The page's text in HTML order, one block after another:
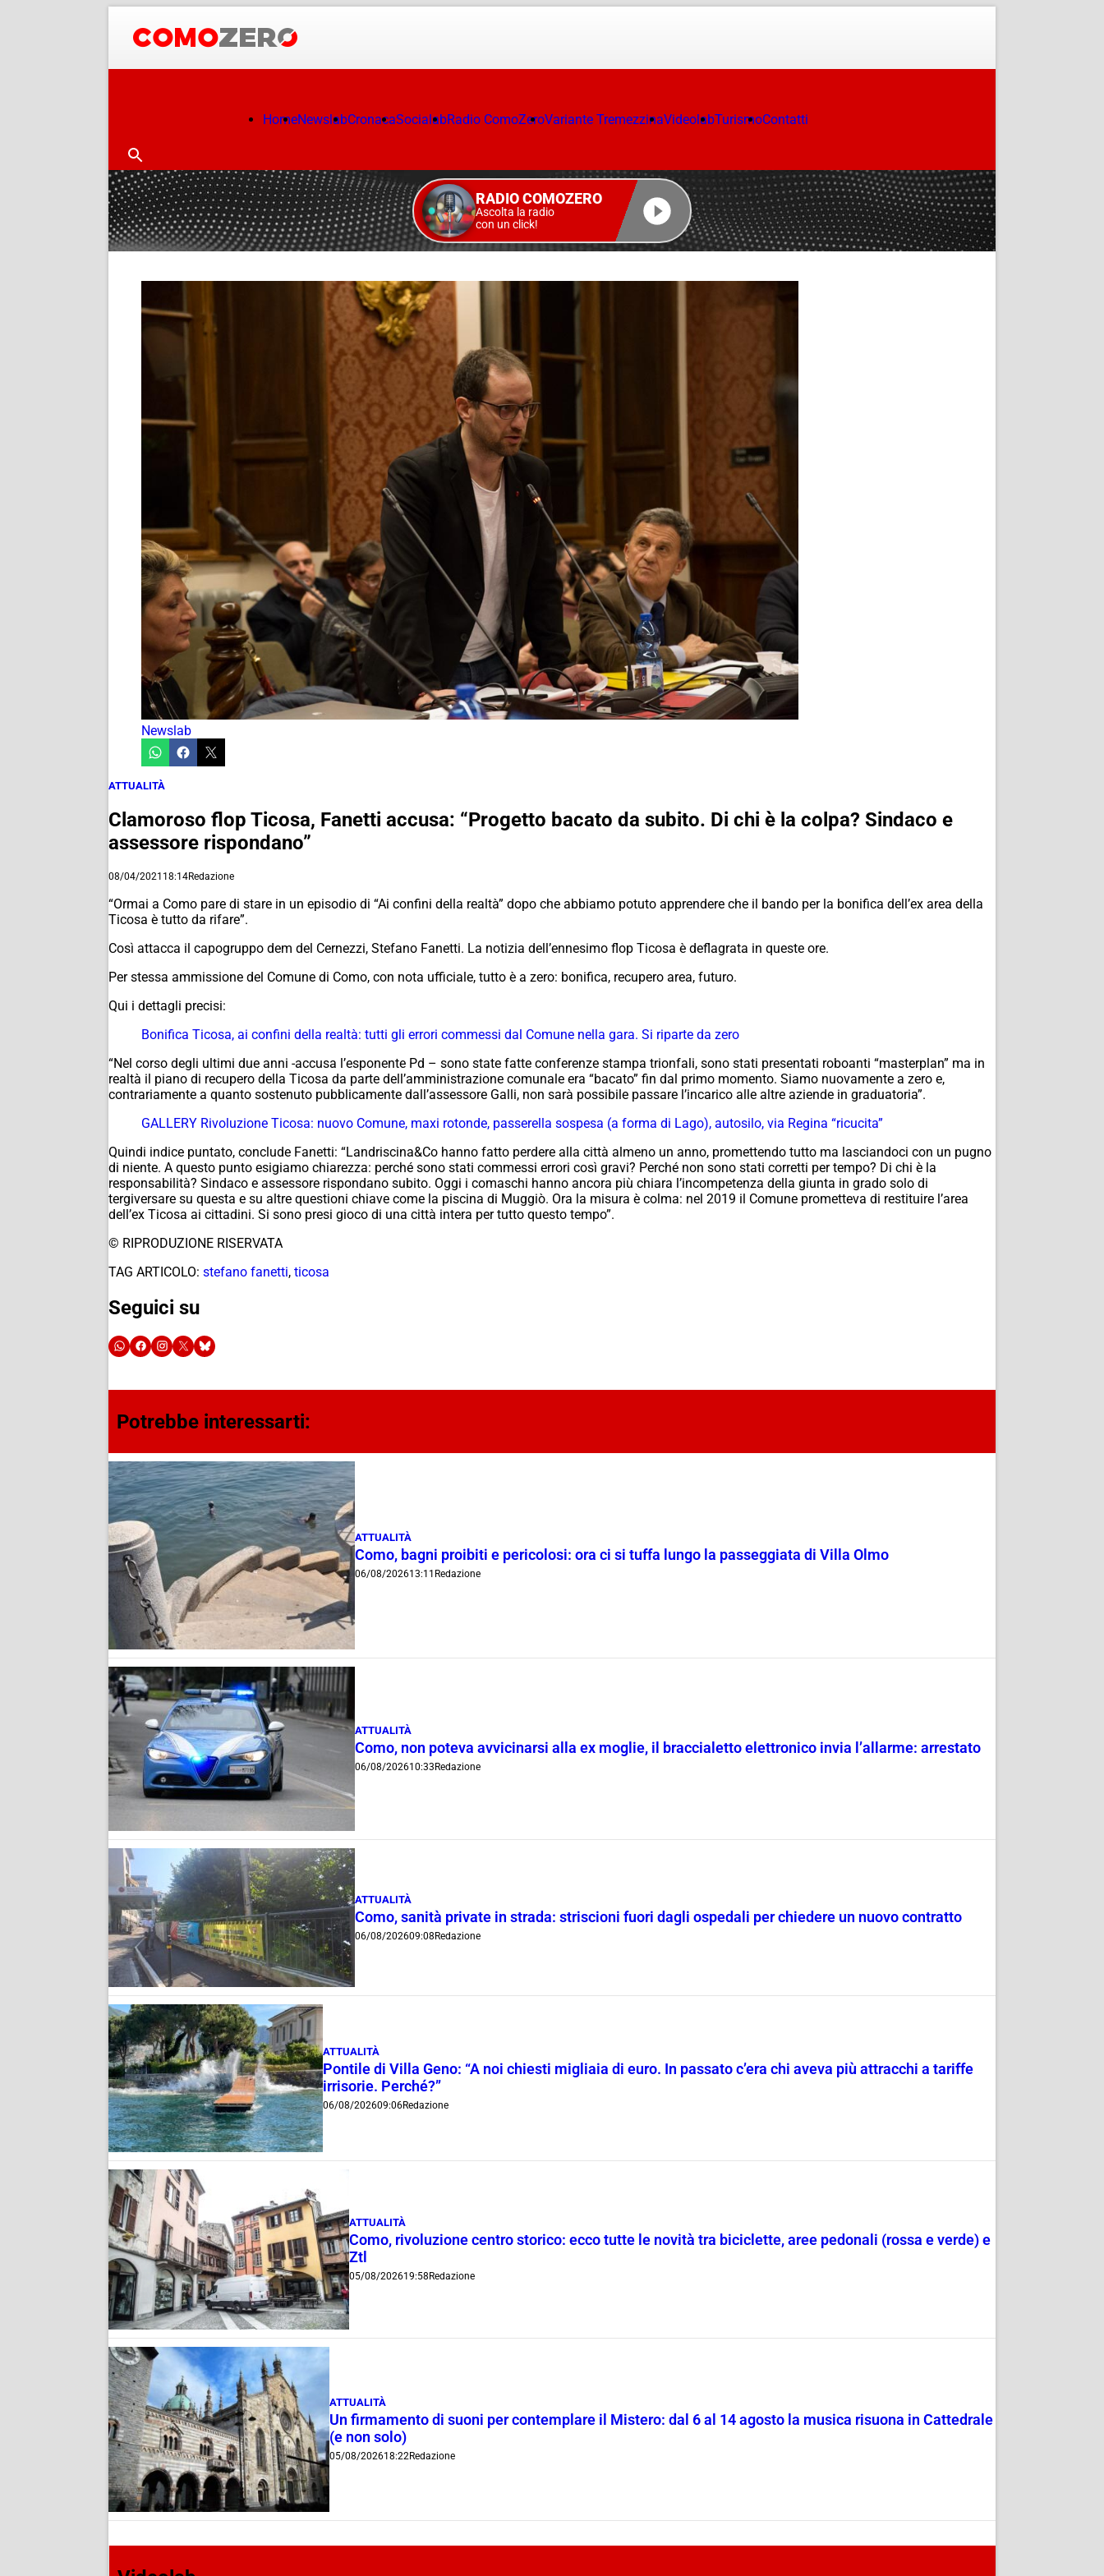
HomeNewslabCronacaSocialabRadio ComoZeroVariante TremezzinaVideolabTurismoContatti
RADIO COMOZERO
Ascolta la radio
con un click!
Newslab
ATTUALITÀ
Clamoroso flop Ticosa, Fanetti accusa: “Progetto bacato da subito. Di chi è la colpa? Sindaco e
assessore rispondano”
08/04/2021 18:14Redazione
“Ormai a Como pare di stare in un episodio di “Ai confini della realtà” dopo che abbiamo potuto apprendere che il bando per la bonifica dell’ex area della
Ticosa è tutto da rifare”.
Così attacca il capogruppo dem del Cernezzi, Stefano Fanetti. La notizia dell’ennesimo flop Ticosa è deflagrata in queste ore.
Per stessa ammissione del Comune di Como, con nota ufficiale, tutto è a zero: bonifica, recupero area, futuro.
Qui i dettagli precisi:
Bonifica Ticosa, ai confini della realtà: tutti gli errori commessi dal Comune nella gara. Si riparte da zero
“Nel corso degli ultimi due anni -accusa l’esponente Pd – sono state fatte conferenze stampa trionfali, sono stati presentati roboanti “masterplan” ma in
realtà il piano di recupero della Ticosa da parte dell’amministrazione comunale era “bacato” fin dal primo momento. Siamo nuovamente a zero e,
contrariamente a quanto sostenuto pubblicamente dall’assessore Galli, non sarà possibile passare l’incarico alle altre aziende in graduatoria”.
GALLERY Rivoluzione Ticosa: nuovo Comune, maxi rotonde, passerella sospesa (a forma di Lago), autosilo, via Regina “ricucita”
Quindi indice puntato, conclude Fanetti: “Landriscina&Co hanno fatto perdere alla città almeno un anno, promettendo tutto ma lasciandoci con un pugno
di niente. A questo punto esigiamo chiarezza: perché sono stati commessi errori così gravi? Perché non sono stati corretti per tempo? Di chi è la
responsabilità? Sindaco e assessore rispondano subito. Oggi i comaschi hanno ancora più chiara l’incompetenza della giunta in grado solo di
tergiversare su questa e su altre questioni chiave come la piscina di Muggiò. Ora la misura è colma: nel 2019 il Comune prometteva di restituire l’area
dell’ex Ticosa ai cittadini. Si sono presi gioco di una città intera per tutto questo tempo”.
© RIPRODUZIONE RISERVATA
TAG ARTICOLO: stefano fanetti, ticosa
Seguici su
Potrebbe interessarti:
ATTUALITÀ
Como, bagni proibiti e pericolosi: ora ci si tuffa lungo la passeggiata di Villa Olmo
06/08/202613:11 Redazione
ATTUALITÀ
Como, non poteva avvicinarsi alla ex moglie, il braccialetto elettronico invia l’allarme: arrestato
06/08/202610:33 Redazione
ATTUALITÀ
Como, sanità private in strada: striscioni fuori dagli ospedali per chiedere un nuovo contratto
06/08/202609:08 Redazione
ATTUALITÀ
Pontile di Villa Geno: “A noi chiesti migliaia di euro. In passato c’era chi aveva più attracchi a tariffe
irrisorie. Perché?”
06/08/202609:06Redazione
ATTUALITÀ
Como, rivoluzione centro storico: ecco tutte le novità tra biciclette, aree pedonali (rossa e verde) e
Ztl
05/08/202619:58 Redazione
ATTUALITÀ
Un firmamento di suoni per contemplare il Mistero: dal 6 al 14 agosto la musica risuona in Cattedrale
(e non solo)
05/08/202618:22Redazione